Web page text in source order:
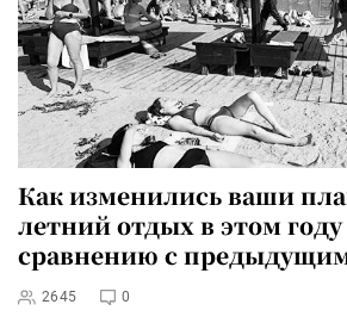
Как изменились ваши
летний отдых в этом
сравнению с
2645 0